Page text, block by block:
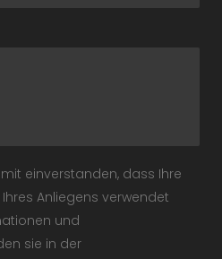
einverstanden, dass Ihre
Anliegens verwendet
und
sie in der